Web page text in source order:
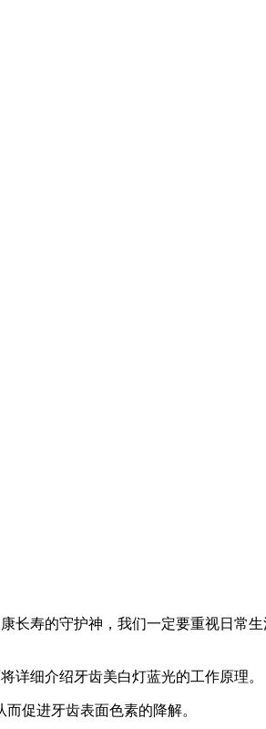
长寿的守护神，我们一定要重视日常
详细介绍牙齿美白灯蓝光的工作原理。
促进牙齿表面色素的降解。